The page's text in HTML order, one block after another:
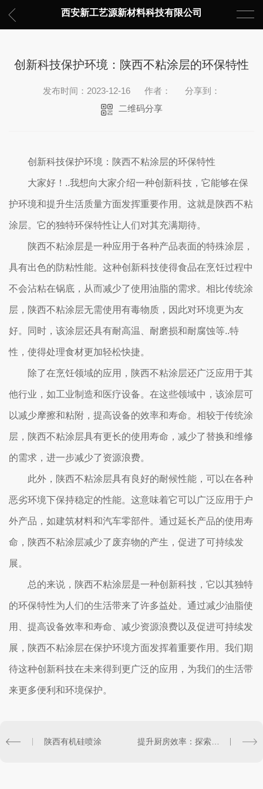
西安新工艺源新材料科技有限公司
创新科技保护环境：陕西不粘涂层的环保特性
发布时间：2023-12-16 作者：
分享到：
二维码分享
创新科技保护环境：陕西不粘涂层的环保特性
大家好！..我想向大家介绍一种创新科技，它能够在保
护环境和提升生活质量方面发挥重要作用。这就是陕西不粘
涂层。它的独特环保特性让人们对其充满期待。
陕西不粘涂层是一种应用于各种产品表面的特殊涂层，
具有出色的防粘性能。这种创新科技使得食品在烹饪过程中
不会沾粘在锅底，从而减少了使用油脂的需求。相比传统涂
层，陕西不粘涂层无需使用有毒物质，因此对环境更为友
好。同时，该涂层还具有耐高温、耐磨损和耐腐蚀等..特
性，使得处理食材更加轻松快捷。
除了在烹饪领域的应用，陕西不粘涂层还广泛应用于其
他行业，如工业制造和医疗设备。在这些领域中，该涂层可
以减少摩擦和粘附，提高设备的效率和寿命。相较于传统涂
层，陕西不粘涂层具有更长的使用寿命，减少了替换和维修
的需求，进一步减少了资源浪费。
此外，陕西不粘涂层具有良好的耐候性能，可以在各种
恶劣环境下保持稳定的性能。这意味着它可以广泛应用于户
外产品，如建筑材料和汽车零部件。通过延长产品的使用寿
命，陕西不粘涂层减少了废弃物的产生，促进了可持续发
展。
总的来说，陕西不粘涂层是一种创新科技，它以其独特
的环保特性为人们的生活带来了许多益处。通过减少油脂使
用、提高设备效率和寿命、减少资源浪费以及促进可持续发
展，陕西不粘涂层在保护环境方面发挥着重要作用。我们期
待这种创新科技在未来得到更广泛的应用，为我们的生活带
来更多便利和环境保护。
陕西有机硅喷涂